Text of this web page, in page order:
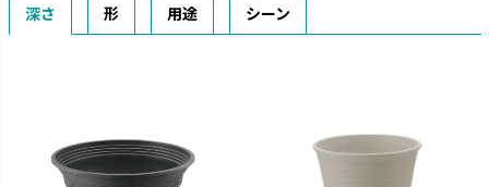
深さ 形 用途 シーン